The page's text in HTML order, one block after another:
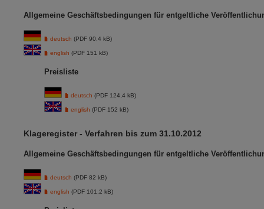
Allgemeine Geschäftsbedingungen für entgeltliche
deutsch (PDF 90,4 kB)
english (PDF 151 kB)
Preisliste
deutsch (PDF 124,4 kB)
english (PDF 152 kB)
Klageregister - Verfahren bis zum 31.10.2012
Allgemeine Geschäftsbedingungen für entgeltliche
deutsch (PDF 82 kB)
english (PDF 101.2 kB)